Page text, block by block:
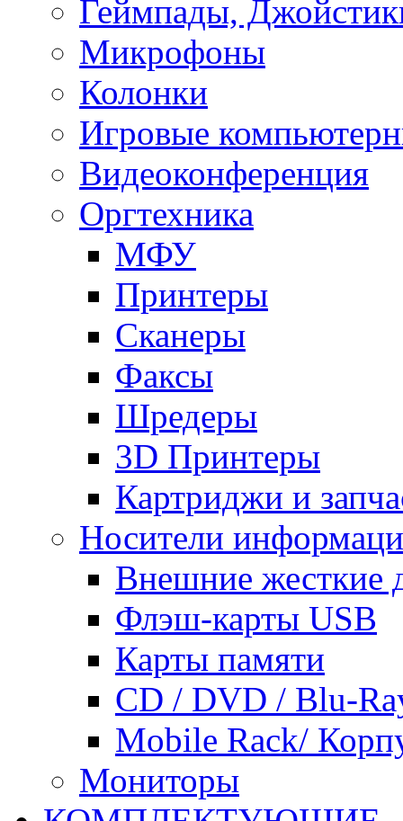
Геймпады,
Микрофоны
Колонки
Игровые
Видеоконференция
Оргтехника
МФУ
Принтеры
Сканеры
Факсы
Шредеры
3D Принтеры
Картриджи и
Носители
Внешние жесткие
Флэш-карты USB
Карты памяти
CD / DVD / Blu-
Mobile Rack/
Мониторы